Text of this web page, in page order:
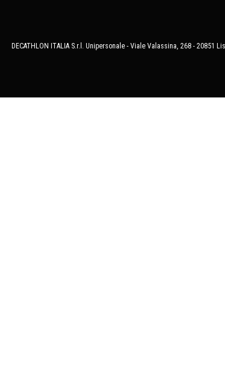
DECATHLON ITALIA S.r.l. Unipersonale - Viale Valassina, 268 - 20851